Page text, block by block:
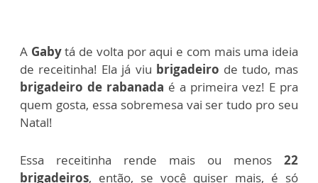
A Gabytá de volta por aqui e com mais uma ideia
de receitinha! Ela já viu brigadeiro de tudo, mas
brigadeiro de rabanada é a primeira vez! E pra
quem gosta, essa sobremesa vai ser tudo pro seu
Natal!
Essa receitinha rende mais ou menos 22
brigadeiros, então, se você quiser mais, é só